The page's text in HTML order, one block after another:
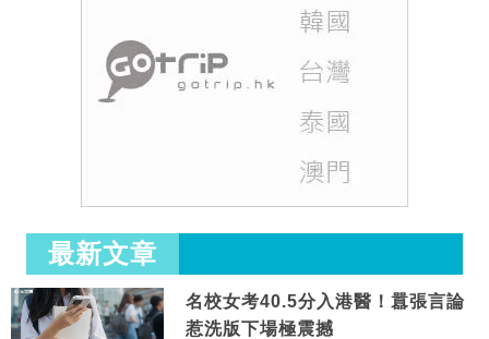
最新文章
名校女考40.5分入港醫！囂張言論
惹洗版下場極震撼